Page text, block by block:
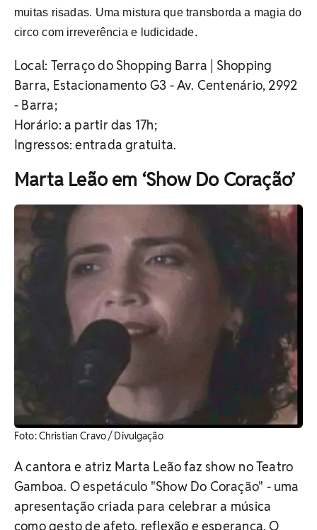
muitas risadas. Uma mistura que transborda a magia do
circo com irreverência e ludicidade.
Local: Terraço do Shopping Barra | Shopping
Barra, Estacionamento G3 -Av. Centenário, 2992
- Barra;
Horário: a partir das 17h;
Ingressos: entrada gratuita.
Marta Leão em ‘Show Do Coração’
Foto: Christian Cravo / Divulgação
A cantora e atriz Marta Leão faz show no Teatro
Gamboa. O espetáculo "Show Do Coração" - uma
apresentação criada para celebrar a música
como gesto de afeto, reflexão e esperança. O